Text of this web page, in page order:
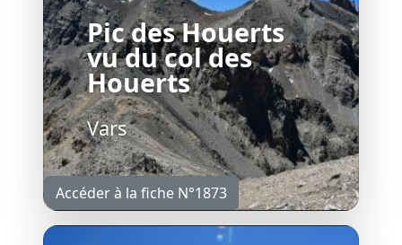
Pic des Houerts
vu du col des
Houerts
Vars
Accéder à la fiche N°1873